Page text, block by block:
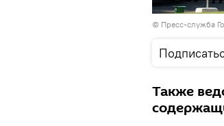
© Пресс-служба
Также